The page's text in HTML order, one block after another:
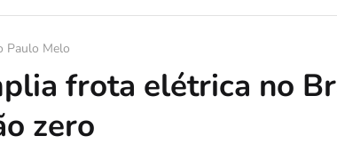
Paulo Melo
frota elétrica no
zero